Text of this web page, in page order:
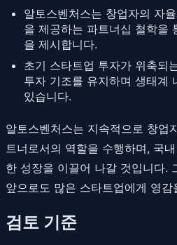
알토스벤처스는 창업자의 자
을 제공하는 파트너십 철학을
을 제시합니다.
초기 스타트업 투자가 위축되
투자 기조를 유지하며 생태계
있습니다.
알토스벤처스는 지속적으로 창업
트너로서의 역할을 수행하며, 국
한 성장을 이끌어 나갈 것입니다.
앞으로도 많은 스타트업에게 영감
검토 기준